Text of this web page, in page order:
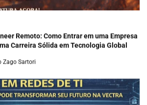
Remoto: Como Entrar em uma Empresa
Carreira Sólida em Tecnologia Global
Zago Sartori